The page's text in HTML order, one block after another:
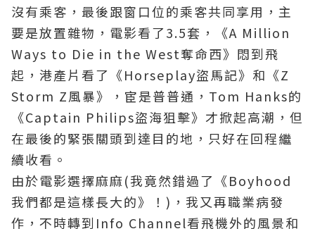
沒有乘客，最後跟窗口位的乘客共同享用，主
要是放置雜物，電影看了3.5套，《A Million
Ways to Die in the West奪命西》悶到飛
起，港產片看了《Horseplay盜馬記》和《Z
Storm Z風暴》，宦是普普通，Tom Hanks的
《Captain Philips盜海狙擊》才掀起高潮，但
在最後的緊張關頭到達目的地，只好在回程繼
續收看。
由於電影選擇麻麻(我竟然錯過了《Boyhood
我們都是這樣長大的》！)，我又再職業病發
作，不時轉到Info Channel看飛機外的風景和